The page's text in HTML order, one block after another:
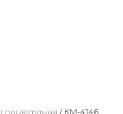
привітання / КМ-4146